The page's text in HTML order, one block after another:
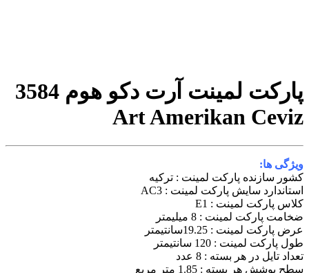
پارکت لمینت آرت دکو هوم 3584
Art Amerikan Ceviz
ویژگی ها:
کشور سازنده پارکت لمینت : ترکیه
استاندارد سایش پارکت لمینت : AC3
کلاس پارکت لمینت : E1
ضخامت پارکت لمینت : 8 میلیمتر
عرض پارکت لمینت : 19.25سانتیمتر
طول پارکت لمینت : 120 سانتیمتر
تعداد تایل در هر بسته : 8 عدد
سطح پوشش هر بسته : 1.85 متر مربع